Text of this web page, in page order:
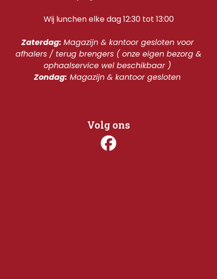
Wij lunchen elke dag 12:30 tot 13:00
Zaterdag: Magazijn & kantoor gesloten voor
afhalers / terug brengers ( onze eigen bezorg &
ophaalservice wel beschikbaar )
Zondag: Magazijn & kantoor gesloten
Volg ons